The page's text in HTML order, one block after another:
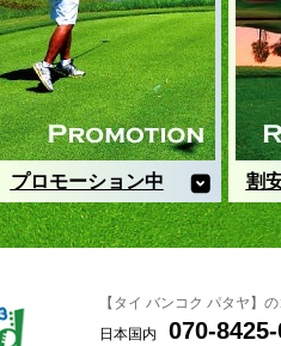
プロモーション中
送迎付バンコクゴルフツアー取
り扱いナンバー1
割
円安
フィ
【タイ バンコク パタヤ】
日本国内
070-